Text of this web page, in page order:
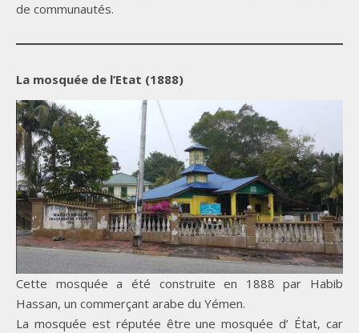
de communautés.
La mosquée de l’Etat (1888)
Cette mosquée a été construite en 1888 par Habib
Hassan, un commerçant arabe du Yémen.
La mosquée est réputée être une mosquée d’ État, car